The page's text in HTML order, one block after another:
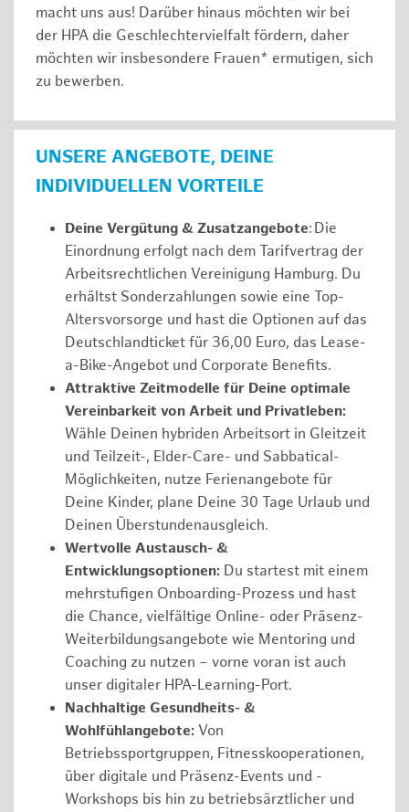
macht uns aus! Darüber hinaus möchten wir bei
der HPA die Geschlechtervielfalt fördern, daher
möchten wir insbesondere Frauen* ermutigen, sich
zu bewerben.
UNSERE ANGEBOTE, DEINE
INDIVIDUELLEN VORTEILE
Deine Vergütung & Zusatzangebote: Die
Einordnung erfolgt nach dem Tarifvertrag der
Arbeitsrechtlichen Vereinigung Hamburg. Du
erhältst Sonderzahlungen sowie eine Top-
Altersvorsorge und hast die Optionen auf das
Deutschlandticket für 36,00 Euro, das Lease-
a-Bike-Angebot und Corporate Benefits.
Attraktive Zeitmodelle für Deine optimale
Vereinbarkeit von Arbeit und Privatleben:
Wähle Deinen hybriden Arbeitsort in Gleitzeit
und Teilzeit-, Elder-Care- und Sabbatical-
Möglichkeiten, nutze Ferienangebote für
Deine Kinder, plane Deine 30 Tage Urlaub und
Deinen Überstundenausgleich.
Wertvolle Austausch- &
Entwicklungsoptionen: Du startest mit einem
mehrstufigen Onboarding-Prozess und hast
die Chance, vielfältige Online- oder Präsenz-
Weiterbildungsangebote wie Mentoring und
Coaching zu nutzen – vorne voran ist auch
unser digitaler HPA-Learning-Port.
Nachhaltige Gesundheits- &
Wohlfühlangebote: Von
Betriebssportgruppen, Fitnesskooperationen,
über digitale und Präsenz-Events und -
Workshops bis hin zu betriebsärztlicher und